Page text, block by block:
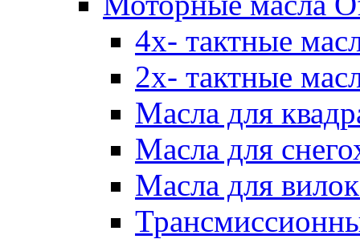
4х- тактные
2х- тактные
Масла для
Масла для
Масла для